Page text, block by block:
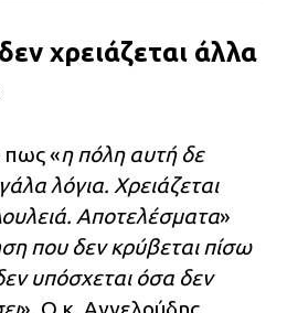
χρειάζεται άλλα
πως «η πόλη αυτή δε
λόγια. Χρειάζεται
Αποτελέσματα»
που δεν κρύβεται πίσω
υπόσχεται όσα δεν
». Ο κ. Αγγελούδης